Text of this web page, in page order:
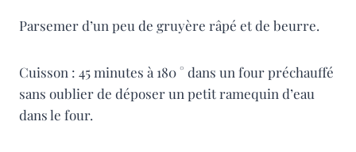
Parsemer d’un peu de gruyère râpé et de beurre.
Cuisson : 45 minutes à 180 ° dans un four préchauffé
sans oublier de déposer un petit ramequin d’eau
dans le four.